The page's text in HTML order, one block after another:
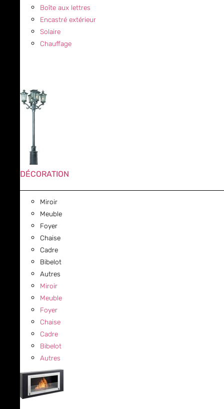
Boîte aux lettres
Encastré extérieur
Solaire
Chauffage
DÉCORATION
Miroir
Meuble
Foyer
Chaise
Cadre
Bibelot
Autres
Miroir
Meuble
Foyer
Chaise
Cadre
Bibelot
Autres